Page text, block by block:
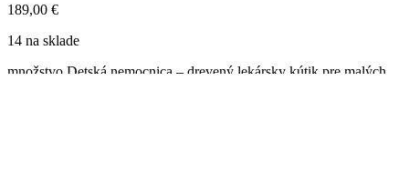
189,00 €
14 na sklade
množstvo Detská nemocnica – drevený lekársky kútik pre malých